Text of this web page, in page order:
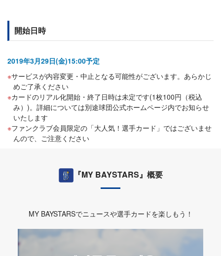
開始日時
2019年3月29日(金)15:00予定
サービスが内容変更・中止となる可能性がございます。あらかじ
めご了承ください
カードのリアル化開始・終了日時は未定です(1枚100円（税込
み）)。詳細については別途球団公式ホームページ内でお知らせ
いたします
ファンクラブ会員限定の「大人気！選手カード」ではございませ
んので、ご注意ください
『MY BAYSTARS』概要
MY BAYSTARSでニュースや選手カードを楽しもう！